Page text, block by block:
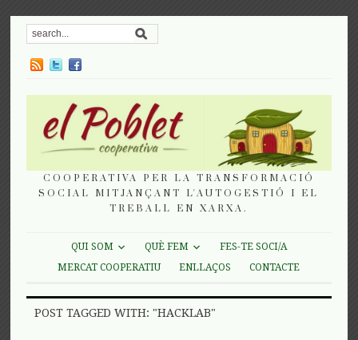
COOPERATIVA PER LA TRANSFORMACIÓ
SOCIAL MITJANÇANT L'AUTOGESTIÓ I EL
TREBALL EN XARXA.
QUI SOM QUÈ FEM
FES-TE SOCI/A
MERCAT COOPERATIU
ENLLAÇOS CONTACTE
POST TAGGED WITH: "HACKLAB"